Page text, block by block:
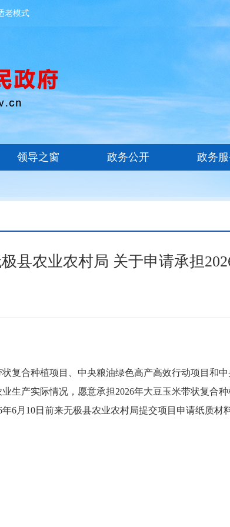
老模式
县农业农村局 关于申请承担
复合种植项目、中央粮油绿色高产高效行动项目和
生产实际情况，愿意承担2026年大豆玉米带状复合
6月10日前来无极县农业农村局提交项目申请纸质材料